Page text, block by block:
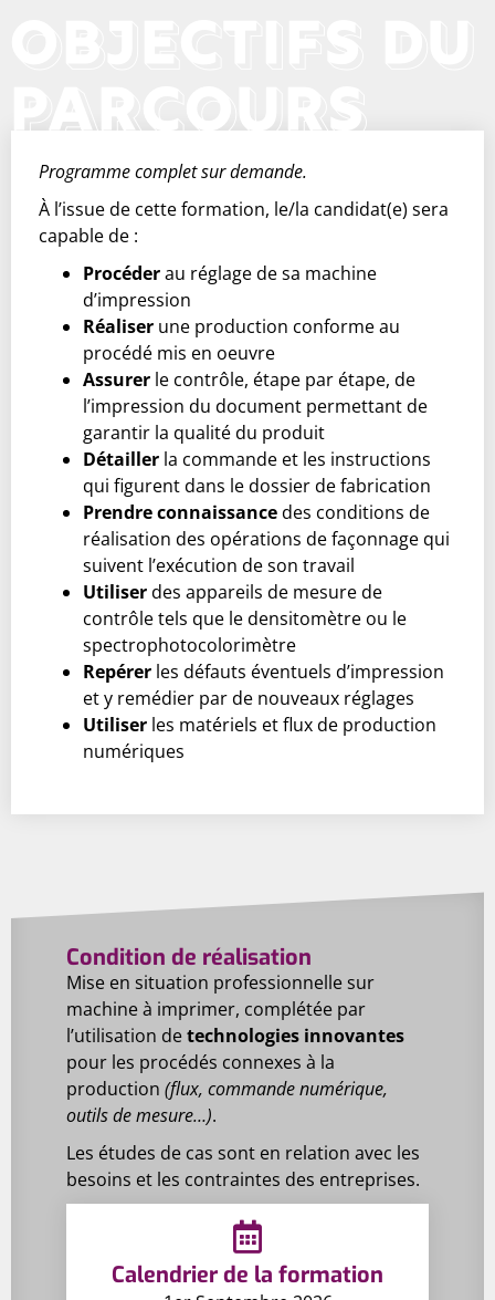
PARCOURS
Programme complet sur demande.
À l’issue de cette formation, le/la candidat(e) sera
capable de :
Procéderau réglage de sa machine
d’impression
Réaliser une production conforme au
procédé mis en oeuvre
Assurer le contrôle, étape par étape, de
l’impression du document permettant de
garantir la qualité du produit
Détailler la commande et les instructions
qui figurent dans le dossier de fabrication
Prendre connaissancedes conditions de
réalisation des opérations de façonnage qui
suivent l’exécution de son travail
Utiliserdes appareils de mesure de
contrôle tels que le densitomètre ou le
spectrophotocolorimètre
Repérer les défauts éventuels d’impression
et y remédier par de nouveaux réglages
Utiliser les matériels et flux de production
numériques
Condition de réalisation
Mise en situation professionnelle sur
machine à imprimer, complétée par
l’utilisation detechnologies innovantes
pour les procédés connexes à la
production (flux, commande numérique,
outils de mesure…).
Les études de cas sont en relation avec les
besoins et les contraintes des entreprises.
Calendrier de la formation